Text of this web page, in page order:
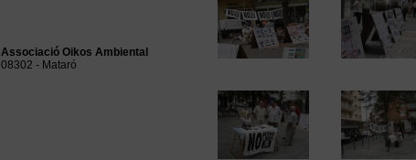
Associació Oikos Ambiental
08302 - Mataró